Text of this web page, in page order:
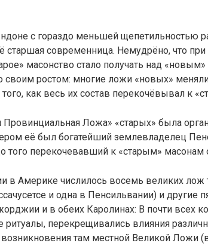
с гораздо меньшей щепетильностью
старшая современница. Немудрёно, что
масонство стало получать над
своим ростом: многие ложи «новых»
как весь их состав перекочёвывал к
Ложа» «старых» была
её был богатейший землевладелец
того перекочевавший к «старым» масонам
в Америке числилось восемь великих лож
и одна в Пенсильвании) и другие
и в обеих Каролинах: В почти всех
ритуалы, перекрещивались влияния
там местной Великой Ложи